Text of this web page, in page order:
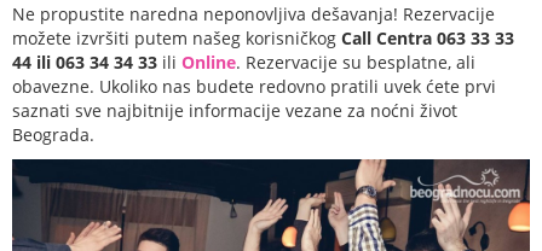
Ne propustite naredna neponovljiva dešavanja! Rezervacije
možete izvršiti putem našeg korisničkog Call Centra 063 33 33
44 ili 063 34 34 33 ili Online. Rezervacije su besplatne, ali
obavezne. Ukoliko nas budete redovno pratili uvek ćete prvi
saznati sve najbitnije informacije vezane za noćni život
Beograda.